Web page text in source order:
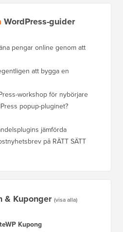
WordPress-guider
pengar online genom att
att bygga en
workshop för nybörjare
popup-pluginet?
jämförda
på RÄTT SÄTT
& Kuponger (visa alla)
Kupong